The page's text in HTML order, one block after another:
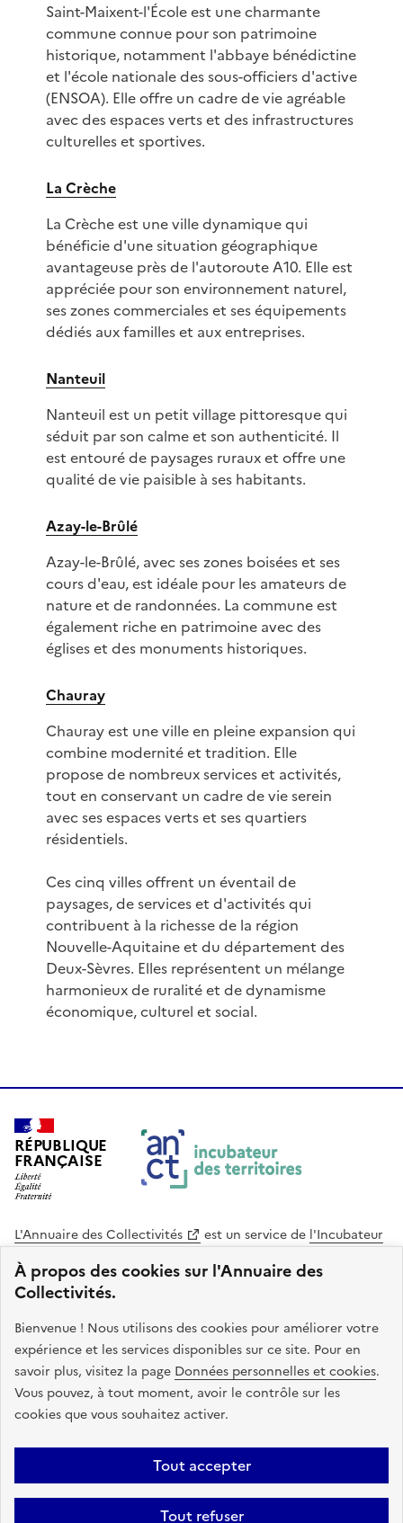
À propos des cookies sur l'Annuaire des
Collectivités.
Bienvenue ! Nous utilisons des cookies pour améliorer votre
expérience et les services disponibles sur ce site. Pour en
savoir plus, visitez la page Données personnelles et cookies.
Vous pouvez, à tout moment, avoir le contrôle sur les
cookies que vous souhaitez activer.
Tout accepter
Tout refuser
Saint-Maixent-l'École est une charmante
commune connue pour son patrimoine
historique, notamment l'abbaye bénédictine
et l'école nationale des sous-officiers d'active
(ENSOA). Elle offre un cadre de vie agréable
avec des espaces verts et des infrastructures
culturelles et sportives.
La Crèche
La Crèche est une ville dynamique qui
bénéficie d'une situation géographique
avantageuse près de l'autoroute A10. Elle est
appréciée pour son environnement naturel,
ses zones commerciales et ses équipements
dédiés aux familles et aux entreprises.
Nanteuil
Nanteuil est un petit village pittoresque qui
séduit par son calme et son authenticité. Il
est entouré de paysages ruraux et offre une
qualité de vie paisible à ses habitants.
Azay-le-Brûlé
Azay-le-Brûlé, avec ses zones boisées et ses
cours d'eau, est idéale pour les amateurs de
nature et de randonnées. La commune est
également riche en patrimoine avec des
églises et des monuments historiques.
Chauray
Chauray est une ville en pleine expansion qui
combine modernité et tradition. Elle
propose de nombreux services et activités,
tout en conservant un cadre de vie serein
avec ses espaces verts et ses quartiers
résidentiels.
Ces cinq villes offrent un éventail de
paysages, de services et d'activités qui
contribuent à la richesse de la région
Nouvelle-Aquitaine et du département des
Deux-Sèvres. Elles représentent un mélange
harmonieux de ruralité et de dynamisme
économique, culturel et social.
RÉPUBLIQUE
FRANÇAISE
L'Annuaire des Collectivités est un service de l'Incubateur
des Territoires
Cohésion des Territoires
. Le code source de ce site web
est disponible en licence libre. Le design de ce site est conçu
avec le système de design de l’État.
legifrance.gouv.fr
info.gouv.fr
service-public.gouv.fr
data.gouv.fr
Plan du site Accessibilite : non conforme
Mentions légales
Politique de confidentialité
Gestion des cookies FAQ
Kit de
Statistiques Code source